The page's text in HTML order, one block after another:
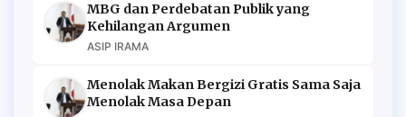
MBG dan Perdebatan Publik yang
Kehilangan Argumen
ASIP IRAMA
Menolak Makan Bergizi Gratis Sama Saja
Menolak Masa Depan